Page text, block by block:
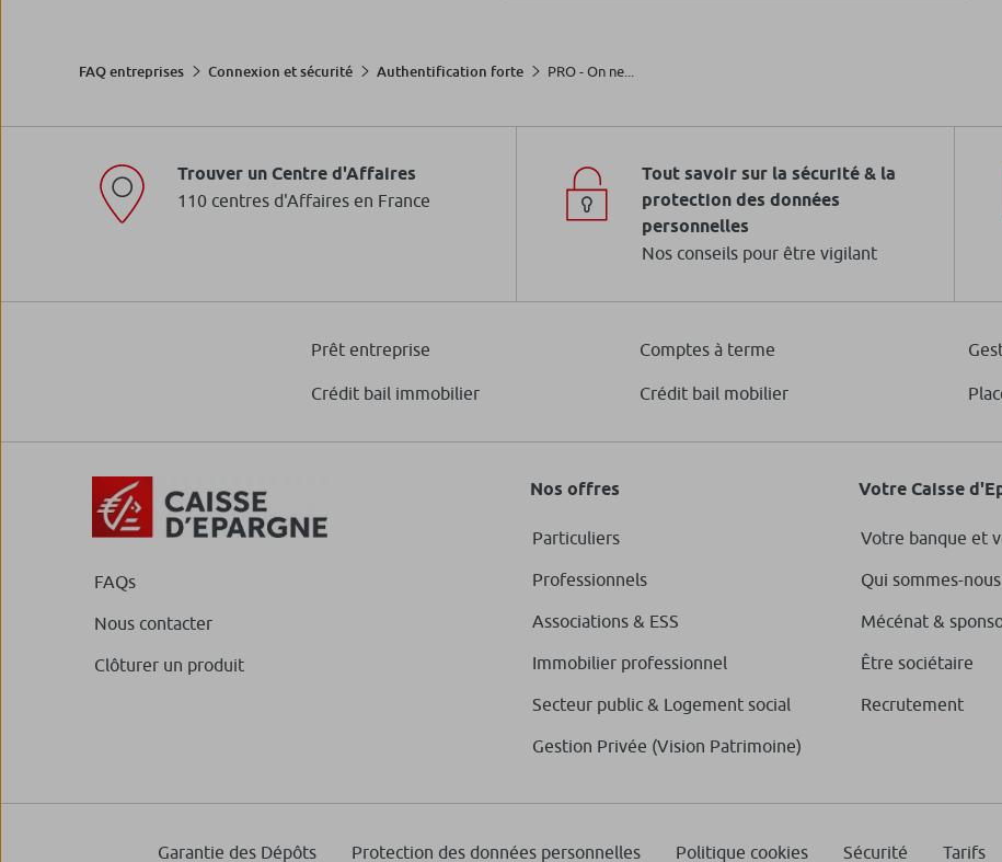
FAQ entreprises Connexion et sécurité Authentification forte PRO - On ne...
Trouver un Centre d'Affaires
110 centres d'Affaires en France
Tout savoir sur la sécurité & la
protection des données
personnelles
Nos conseils pour être vigilant
Prêt entreprise Comptes à terme
Crédit bail immobilier Crédit bail mobilier
FAQs
Nous contacter
Clôturer un produit
Nos offres
Particuliers
Professionnels
Associations & ESS
Immobilier professionnel
Secteur public & Logement social
Gestion Privée (Vision Patrimoine)
Votre Caisse
Votre banque et
Qui sommes-nous
Mécénat &
Être sociétaire
Recrutement
Garantie des Dépôts Protection des données personnelles Politique cookies Sécurité Tarifs